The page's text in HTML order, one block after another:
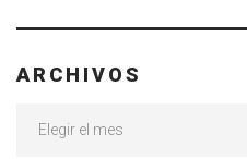
ARCHIVOS